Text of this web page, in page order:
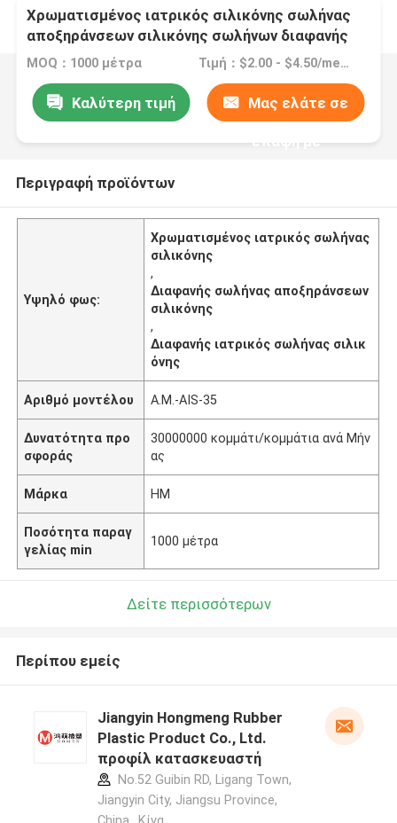
Χρωματισμένος ιατρικός σιλικόνης σωλήνας
αποξηράνσεων σιλικόνης σωλήνων διαφανής
MOQ：1000 μέτρα Τιμή：$2.00 - $4.50/meters
Καλύτερη τιμή Μας ελάτε σε
επαφή με
Περιγραφή προϊόντων
Υψηλό φως:
Χρωματισμένος ιατρικός σωλήνας
σιλικόνης
,
Διαφανής σωλήνας αποξηράνσεων
σιλικόνης
,
Διαφανής ιατρικός σωλήνας σιλικ
όνης
Αριθμό μοντέλου Α.Μ.-AIS-35
Δυνατότητα προ
σφοράς
30000000 κομμάτι/κομμάτια ανά Μήν
ας
Μάρκα HM
Ποσότητα παραγ
γελίας min
1000 μέτρα
Δείτε περισσότερων
Περίπου εμείς
Jiangyin Hongmeng Rubber
Plastic Product Co., Ltd.
προφίλ κατασκευαστή
No.52 Guibin RD, Ligang Town,
Jiangyin City, Jiangsu Province,